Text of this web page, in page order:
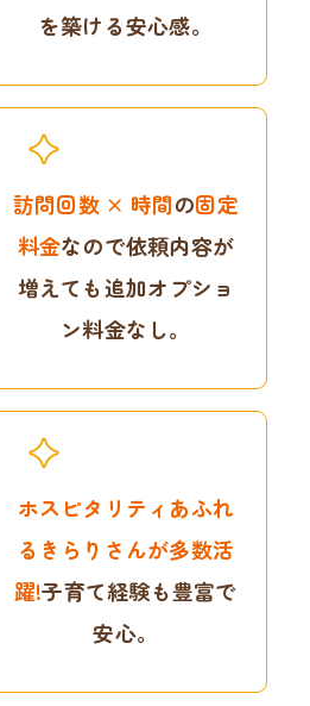
を築ける安心感。
訪問回数 × 時間の固定
料金なので依頼内容が
増えても追加オプショ
ン料金なし。
ホスピタリティあふれ
る きらりさんが多数活
躍!子育て経験も豊富で
安心。